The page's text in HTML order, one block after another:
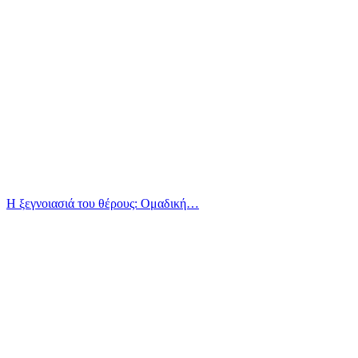
Η ξεγνοιασιά του θέρους: Ομαδική…